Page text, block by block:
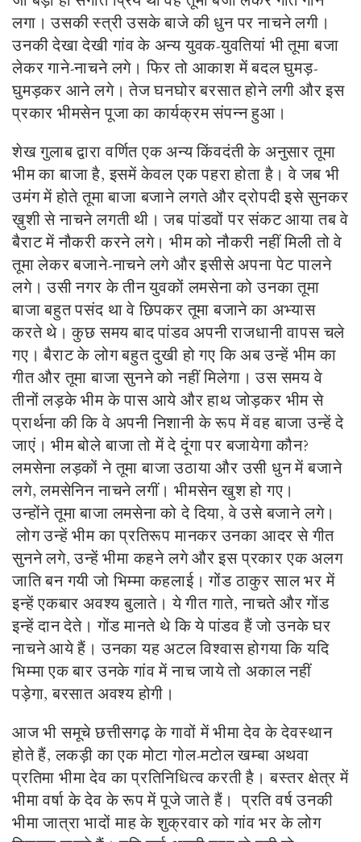
लगा। उसकी स्त्री उसके बाजे की धुन पर नाचने लगी।
उनकी देखा देखी गांव के अन्य युवक-युवतियां भी तूमा बजा
लेकर गाने-नाचने लगे। फिर तो आकाश में बदल घुमड़-
घुमड़कर आने लगे। तेज घनघोर बरसात होने लगी और इस
प्रकार भीमसेन पूजा का कार्यक्रम संपन्न हुआ।
शेख गुलाब द्वारा वर्णित एक अन्य किंवदंती के अनुसार तूमा
भीम का बाजा है, इसमें केवल एक पहरा होता है। वे जब भी
उमंग में होते तूमा बाजा बजाने लगते और द्रोपदी इसे सुनकर
ख़ुशी से नाचने लगती थी। जब पांडवों पर संकट आया तब वे
बैराट में नौकरी करने लगे। भीम को नौकरी नहीं मिली तो वे
तूमा लेकर बजाने-नाचने लगे और इसीसे अपना पेट पालने
लगे। उसी नगर के तीन युवकों लमसेना को उनका तूमा
बाजा बहुत पसंद था वे छिपकर तूमा बजाने का अभ्यास
करते थे। कुछ समय बाद पांडव अपनी राजधानी वापस चले
गए। बैराट के लोग बहुत दुखी हो गए कि अब उन्हें भीम का
गीत और तूमा बाजा सुनने को नहीं मिलेगा। उस समय वे
तीनों लड़के भीम के पास आये और हाथ जोड़कर भीम से
प्रार्थना की कि वे अपनी निशानी के रूप में वह बाजा उन्हें दे
जाएं। भीम बोले बाजा तो में दे दूंगा पर बजायेगा कौन?
लमसेना लड़कों ने तूमा बाजा उठाया और उसी धुन में बजाने
लगे, लमसेनिन नाचने लगीं। भीमसेन खुश हो गए।
उन्होंने तूमा बाजा लमसेना को दे दिया, वे उसे बजाने लगे।
लोग उन्हें भीम का प्रतिरूप मानकर उनका आदर से गीत
सुनने लगे, उन्हें भीमा कहने लगे और इस प्रकार एक अलग
जाति बन गयी जो भिम्मा कहलाई। गोंड ठाकुर साल भर में
इन्हें एकबार अवश्य बुलाते। ये गीत गाते, नाचते और गोंड
इन्हें दान देते। गोंड मानते थे कि ये पांडव हैं जो उनके घर
नाचने आये हैं। उनका यह अटल विश्वास होगया कि यदि
भिम्मा एक बार उनके गांव में नाच जाये तो अकाल नहीं
पड़ेगा, बरसात अवश्य होगी।
आज भी समूचे छत्तीसगढ़ के गावों में भीमा देव के देवस्थान
होते हैं, लकड़ी का एक मोटा गोल-मटोल खम्बा अथवा
प्रतिमा भीमा देव का प्रतिनिधित्व करती है। बस्तर क्षेत्र में
भीमा वर्षा के देव के रूप में पूजे जाते हैं। प्रति वर्ष उनकी
भीमा जात्रा भादों माह के शुक्रवार को गांव भर के लोग